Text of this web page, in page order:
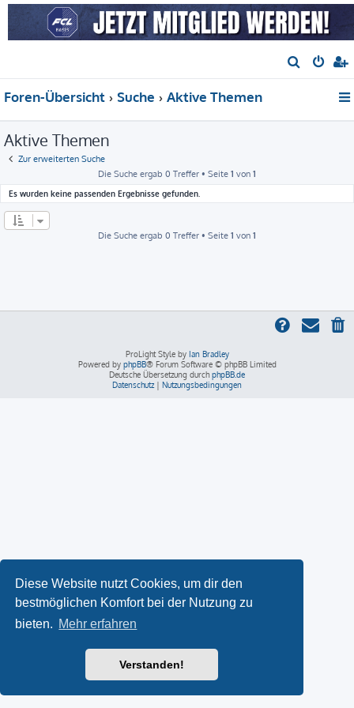
Diese Website nutzt Cookies, um dir den
bestmöglichen Komfort bei der Nutzung zu
bieten. Mehr erfahren
Verstanden!
u
h
Foren-Übersicht Suche Aktive Themen
Aktive Themen
Zur erweiterten Suche
Die Suche ergab 0 Treffer • Seite 1 von 1
Es wurden keine passenden Ergebnisse gefunden.
Die Suche ergab 0 Treffer • Seite 1 von 1
ProLight Style by Ian Bradley
Powered by phpBB® Forum Software © phpBB Limited
Deutsche Übersetzung durch phpBB.de
Datenschutz
Nutzungsbedingungen